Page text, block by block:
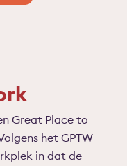
Great Place to
het GPTW
in dat de